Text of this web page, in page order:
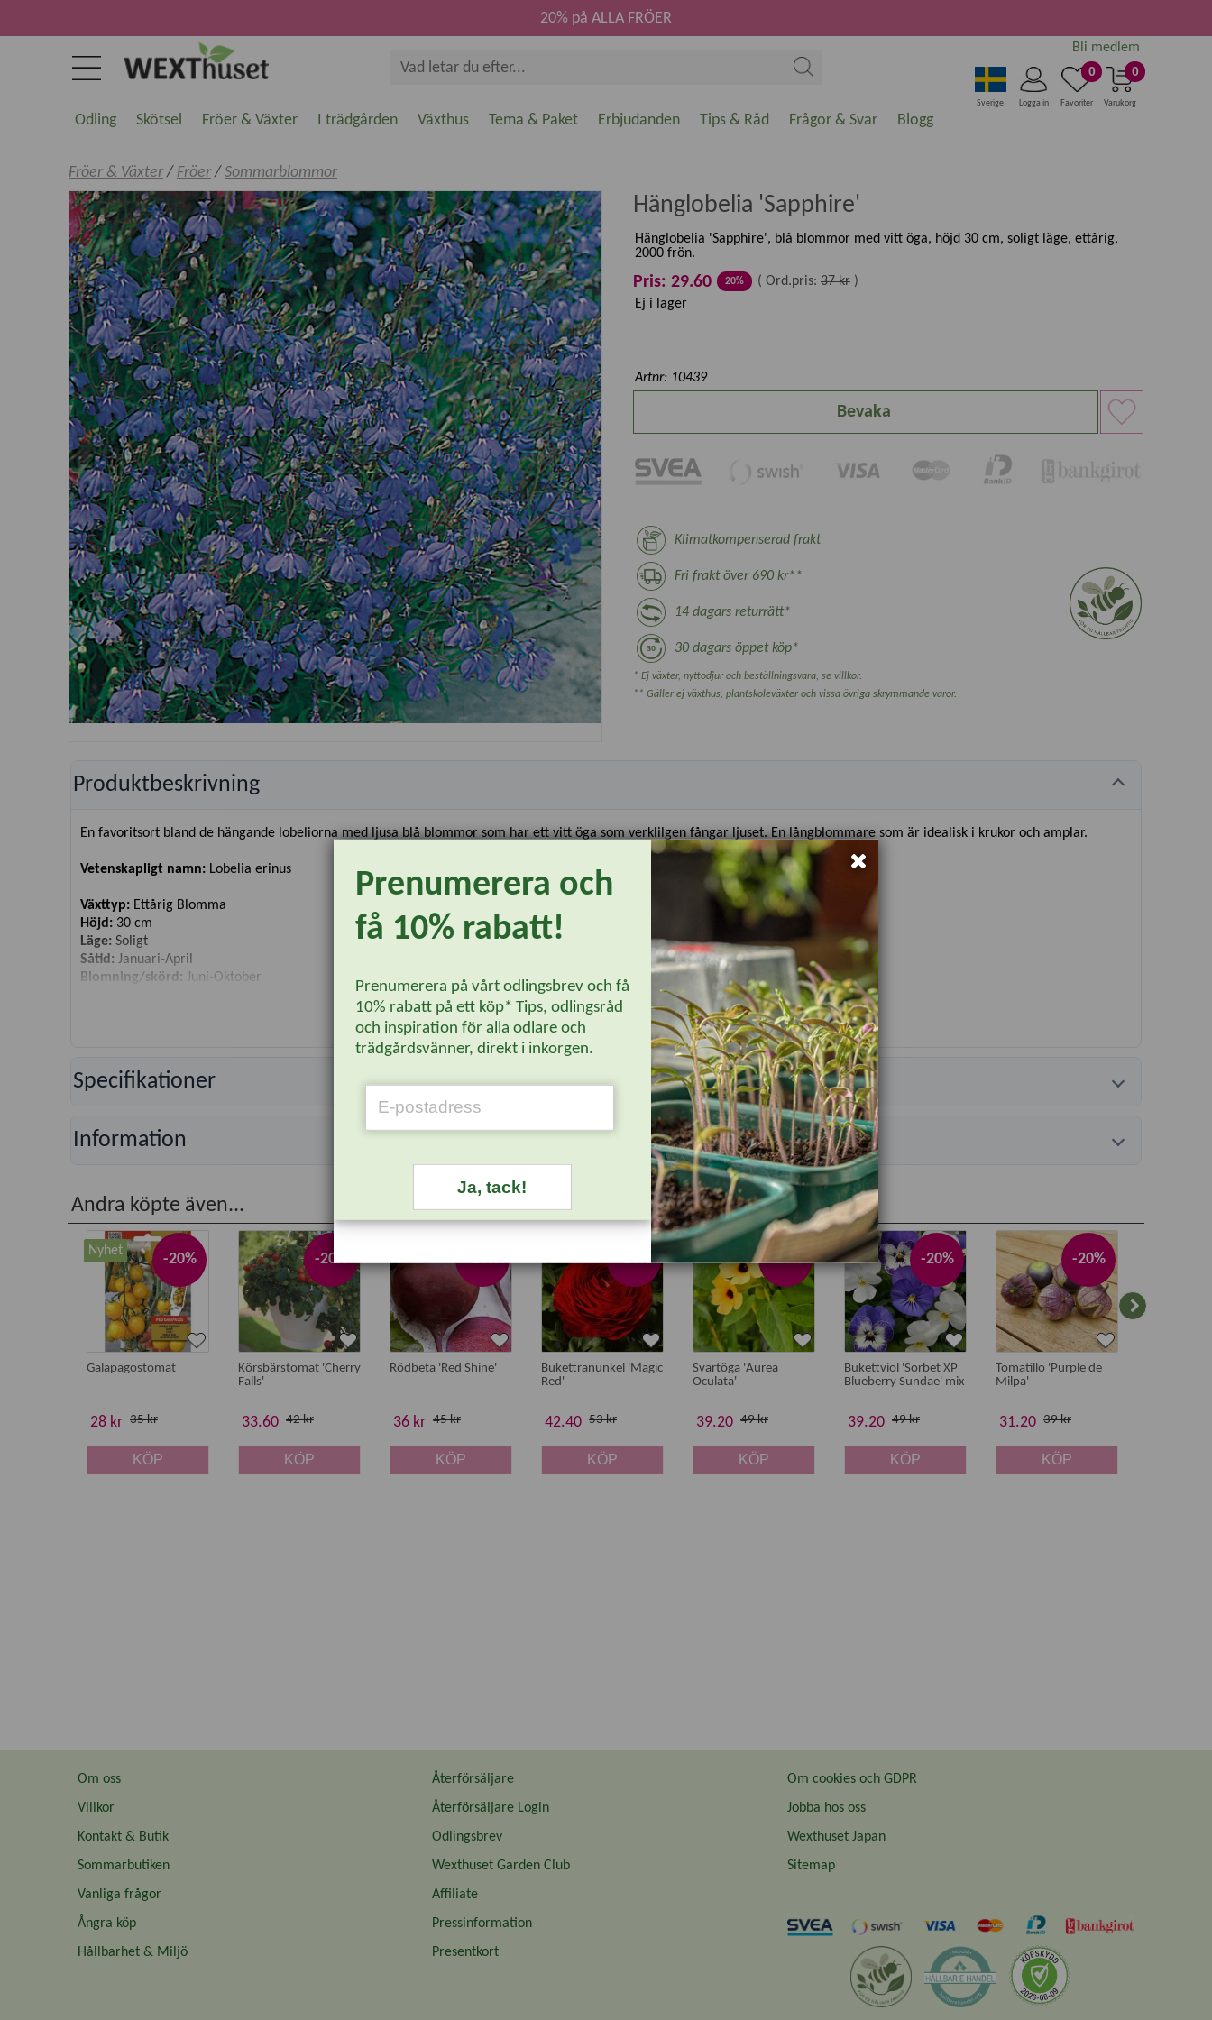
0
Varukorg
0
Favoriter
Logga in
Sverige
Bli medlem
20% på ALLA FRÖER
Odling Skötsel Fröer & Växter I trädgården Växthus Tema & Paket Erbjudanden Tips & Råd Frågor & Svar Blogg
Fröer & Växter/ Fröer/ Sommarblommor
Hänglobelia 'Sapphire'
Hänglobelia 'Sapphire', blå blommor med vitt öga, höjd 30 cm, soligt läge, ettårig,
2000 frön.
Pris: 29.60 20% ( Ord.pris: 37 kr )
Ej i lager
Artnr: 10439
Bevaka
Klimatkompenserad frakt
Fri frakt över 690 kr**
14 dagars returrätt*
30 dagars öppet köp*
* Ej växter, nyttodjur och beställningsvara, se villkor.
** Gäller ej växthus, plantskoleväxter och vissa övriga skrymmande varor.
Produktbeskrivning
En favoritsort bland de hängande lobeliorna med ljusa blå blommor som har ett vitt öga som verklilgen fångar ljuset. En långblommare som är idealisk i krukor och amplar.
Vetenskapligt namn: Lobelia erinus
Växttyp: Ettårig Blomma
Höjd: 30 cm
Läge: Soligt
Såtid: Januari-April
Blomning/skörd: Juni-Oktober
Läs mer...
Specifikationer
Information
Andra köpte även...
-20%
Nyhet
Galapagostomat
28 kr 35 kr
KÖP
-20%
Körsbärstomat 'Cherry
Falls'
33.60 42 kr
KÖP
-20%
Rödbeta 'Red Shine'
36 kr 45 kr
KÖP
-20%
Bukettranunkel 'Magic
Red'
42.40 53 kr
KÖP
-20%
Svartöga 'Aurea
Oculata'
39.20 49 kr
KÖP
-20%
Bukettviol 'Sorbet XP
Blueberry Sundae' mix
39.20 49 kr
KÖP
-20%
Tomatillo 'Purple de
Milpa'
31.20 39 kr
KÖP
Om oss
Villkor
Kontakt & Butik
Sommarbutiken
Vanliga frågor
Ångra köp
Hållbarhet & Miljö
Återförsäljare
Återförsäljare Login
Odlingsbrev
Wexthuset Garden Club
Affiliate
Pressinformation
Presentkort
Om cookies och GDPR
Jobba hos oss
Wexthuset Japan
Sitemap
Prenumerera och
få 10% rabatt!
Prenumerera på vårt odlingsbrev och få
10% rabatt på ett köp* Tips, odlingsråd
och inspiration för alla odlare och
trädgårdsvänner, direkt i inkorgen.
Ja, tack!